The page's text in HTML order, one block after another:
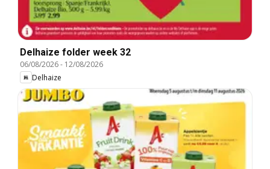
Delhaize folder week 32
06/08/2026- 12/08/2026
Delhaize